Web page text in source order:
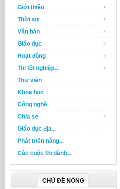
Giới thiệu
Thời sự
Văn bản
Giáo dục
Hoạt động
Thi tốt nghiệp...
Thư viện
Khoa học
Công nghệ
Chia sẻ
Giáo dục địa...
Phát triển năng...
Các cuộc thi dành...
CHỦ ĐỀ NÓNG